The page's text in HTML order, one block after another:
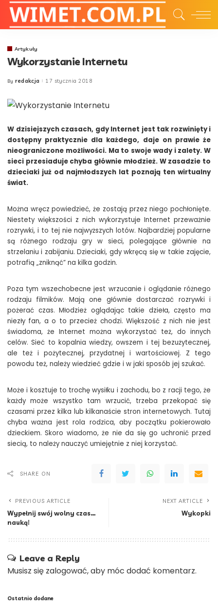
Artykuły
Wykorzystanie Internetu
Posted
By redakcja 17 stycznia 2018
W dzisiejszych czasach, gdy Internet jest tak rozwinięty i
dostępny praktycznie dla każdego, daje on prawie że
nieograniczone możliwości. Ma to swoje wady i zalety. W
sieci przesiaduje chyba głównie młodzież. W zasadzie to
dzieciaki już od najmłodszych lat poznają ten wirtualny
świat.
Można wręcz powiedzieć, że zostają przez niego pochłonięte.
Niestety większości z nich wykorzystuje Internet przeważnie
rozrywki, i to tej nie najwyższych lotów. Najbardziej popularne
są różnego rodzaju gry w sieci, polegające głównie na
strzelaniu i zabijaniu. Dzieciaki, gdy wkręcą się w takie zajęcie,
potrafią „zniknąć” na kilka godzin.
Poza tym wszechobecne jest wrzucanie i oglądanie różnego
rodzaju filmików. Mają one głównie dostarczać rozrywki i
pożerać czas. Młodzież oglądając takie dzieła, często ma
niezły fan, a o to przecież chodzi. Większość z nich nie jest
świadoma, że Internet można wykorzystać też, do innych
celów. Sieć to kopalnia wiedzy, owszem i tej bezużytecznej,
ale też i pożytecznej, przydatnej i wartościowej. Z tego
powodu też, należy wiedzieć gdzie i w jaki sposób jej szukać.
Może i kosztuje to trochę wysiłku i zachodu, bo z racji tego, że
każdy może wszystko tam wrzucić, trzeba przekopać się
czasami przez kilka lub kilkanaście stron internetowych. Tutaj
chyba ważna jest rola rodzica, aby początku pokierowało
dzieckiem. Skoro wiadomo, że nie da się go uchronić przed
siecią, to należy nauczyć umiejętnie z niej korzystać.
SHARE ON
PREVIOUS ARTICLE
Wypełnij swój wolny czas…
nauką!
NEXT ARTICLE
Wykopki
Leave a Reply
Musisz się zalogować, aby móc dodać komentarz.
Ostatnio dodane